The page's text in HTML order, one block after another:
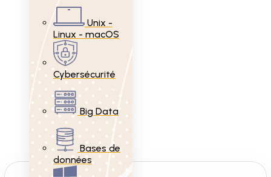
Unix -
Linux - macOS
Cybersécurité
Big Data
Bases de
données